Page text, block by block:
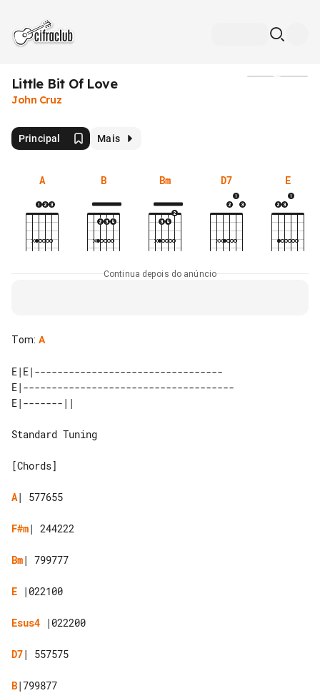
Little Bit Of Love
John Cruz
Principal Mais
A B Bm D7 E
Continua depois do anúncio
Tom: A
E|E|---------------------------------
E|-------------------------------------
Standard Tuning
[Chords]
A| 577655
F#m| 244222
Bm| 799777
E |022100
Esus4 |022200
D7| 557575
B|799877